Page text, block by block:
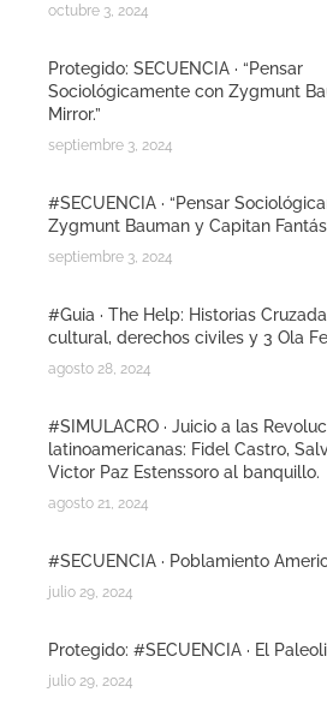
octubre 3, 2024
Protegido: SECUENCIA · “Pensar
Sociológicamente con Zygmunt
Mirror.”
septiembre 3, 2024
#SECUENCIA · “Pensar
Zygmunt Bauman y Capitan
septiembre 3, 2024
#Guia · The Help: Historias
cultural, derechos civiles y 3 Ola
agosto 28, 2024
#SIMULACRO · Juicio a las
latinoamericanas: Fidel Castro,
Victor Paz Estenssoro al banquillo.
agosto 21, 2024
#SECUENCIA · Poblamiento
julio 29, 2024
Protegido: #SECUENCIA · El
julio 29, 2024